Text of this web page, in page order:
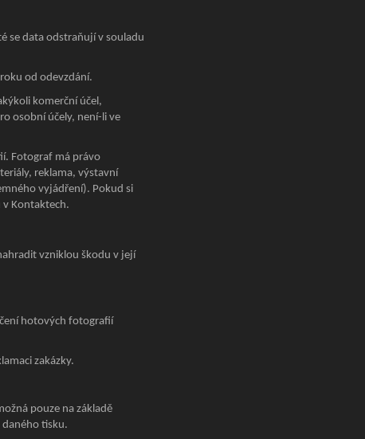
se data odstraňují v souladu
od odevzdání.
komerční účel,
osobní účely, není-li ve
Fotograf má právo
reklama, výstavní
vyjádření). Pokud si
v Kontaktech.
vzniklou škodu v její
hotových fotografií
zakázky.
pouze na základě
tisku.